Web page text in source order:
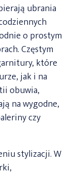
ubrania
o prostym
Częstym
które
jak i na
obuwia,
na wygodne,
czy
stylizacji. W